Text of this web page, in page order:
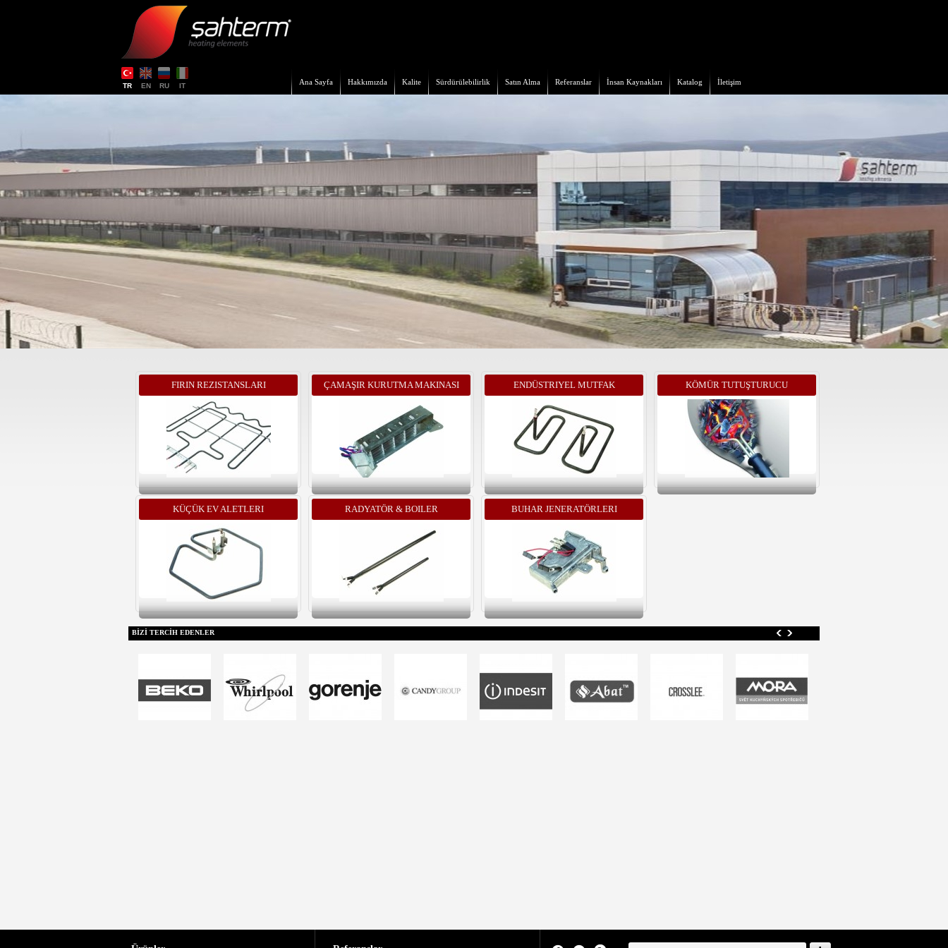
TR EN RU IT Ana Sayfa Hakkımızda Kalite Sürdürülebilirlik Satın Alma Referanslar İnsan Kaynakları Katalog İletişim
FIRIN REZISTANSLARI
ÇAMAŞIR KURUTMA MAKINASI
REZISTANSLARI
ENDÜSTRIYEL MUTFAK
REZISTANSLARI
KÖMÜR TUTUŞTURUCU
REZISTANSLARI
KÜÇÜK EV ALETLERI
REZISTANSLARI
RADYATÖR & BOILER
BUHAR JENERATÖRLERI
BİZİ TERCİH EDENLER